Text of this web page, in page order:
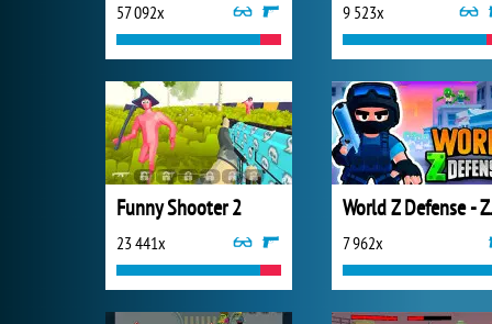
57 092x 9 523x
Funny Shooter 2
23 441x 7 962x